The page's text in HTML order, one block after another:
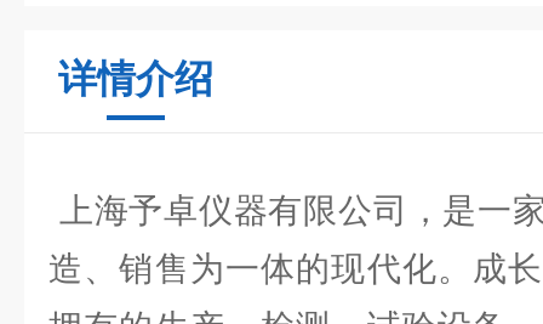
详情介绍
上海予卓仪器有限公司，是一
造、销售为一体的现代化。成